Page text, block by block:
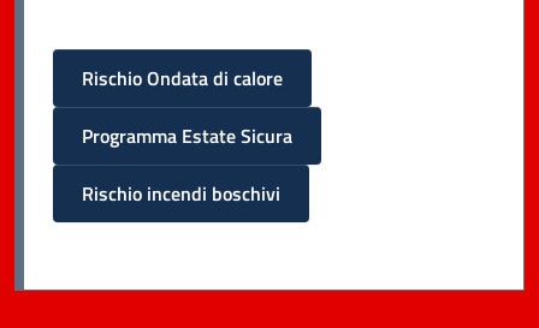
Rischio Ondata di calore
Programma Estate Sicura
Rischio incendi boschivi